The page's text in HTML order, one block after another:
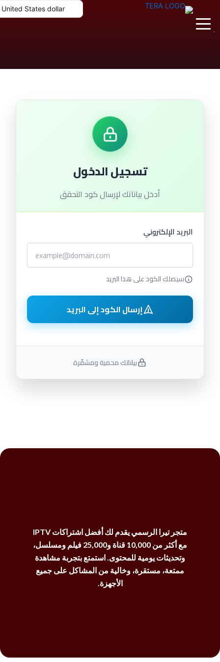
إلى
المحتوى
جدول المباريات
تسجيل الدخول
`
United States dollar
تسجيل الدخول
أدخل بياناتك لإرسال كود التحقق
البريد الإلكتروني
سيصلك الكود على هذا البريد
إرسال الكود إلى البريد
بياناتك محمية ومشفّرة
متجر تيرا الرسمي يقدم لك أفضل اشتراكات IPTV
مع أكثر من 10,000 قناة و25,000 فيلم ومسلسل،
وتحديثات يومية للمحتوى. استمتع بتجربة مشاهدة
ممتعة، مستقرة، وخالية من المشاكل على جميع
الأجهزة.